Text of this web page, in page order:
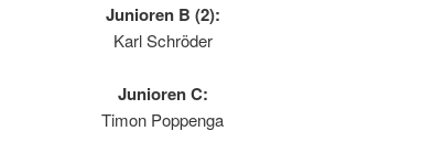
Junioren B (2):
Karl Schröder
Junioren C:
Timon Poppenga